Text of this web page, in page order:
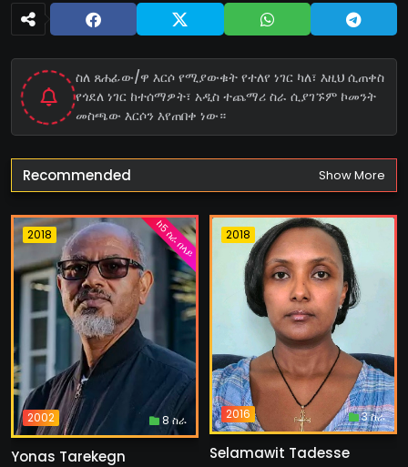
ስለ ጸሐፊው/ዋ እርሶ የሚያውቁት የተለየ ነገር ካለ፣ እዚህ ሲጠቀስ
የጎደለ ነገር ከተሰማዎት፣ አዲስ ተጨማሪ ስራ ሲያገኙም ኮመንት
መስጫው እርሶን እየጠበቀ ነው።
Recommended Show More
2018
2002 8 ስራ
ከ5 ስራ በላይ
Yonas Tarekegn
2018
2016 3 ስራ
Selamawit Tadesse